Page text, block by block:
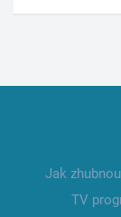
Jak
TV